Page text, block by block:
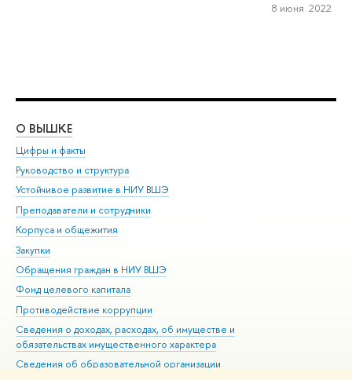
8 июня 2022
О ВЫШКЕ
Цифры и факты
Руководство и структура
Устойчивое развитие в НИУ ВШЭ
Преподаватели и сотрудники
Корпуса и общежития
Закупки
Обращения граждан в НИУ ВШЭ
Фонд целевого капитала
Противодействие коррупции
Сведения о доходах, расходах, об имуществе и
обязательствах имущественного характера
Сведения об образовательной организации